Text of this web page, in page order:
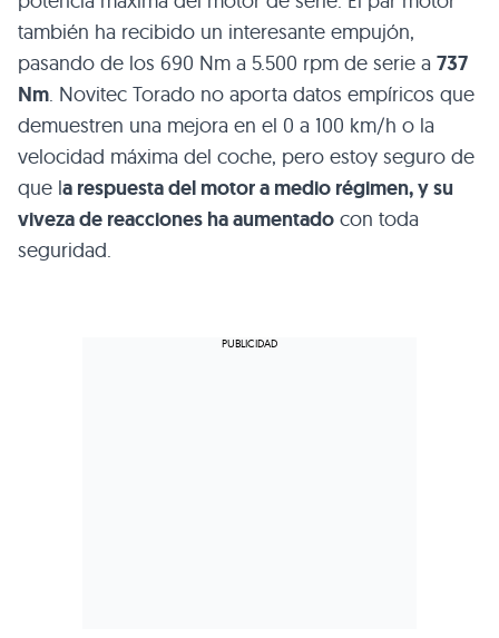
también ha recibido un interesante empujón,
pasando de los 690 Nm a 5.500 rpm de serie a 737
Nm. Novitec Torado no aporta datos empíricos que
demuestren una mejora en el 0 a 100 km/h o la
velocidad máxima del coche, pero estoy seguro de
que la respuesta del motor a medio régimen, y su
viveza de reacciones ha aumentado con toda
seguridad.